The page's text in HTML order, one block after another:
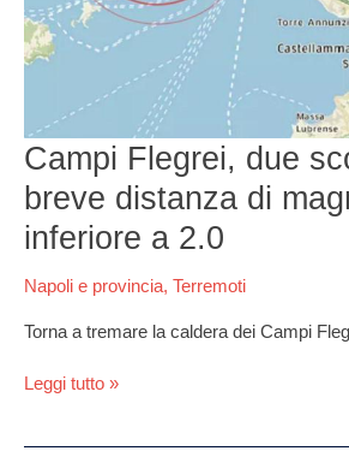
Campi Flegrei, due
breve distanza di
inferiore a 2.0
Napoli e provincia, Terremoti
Torna a tremare la caldera dei Campi
inferiore
a
2.0
Leggi tutto »